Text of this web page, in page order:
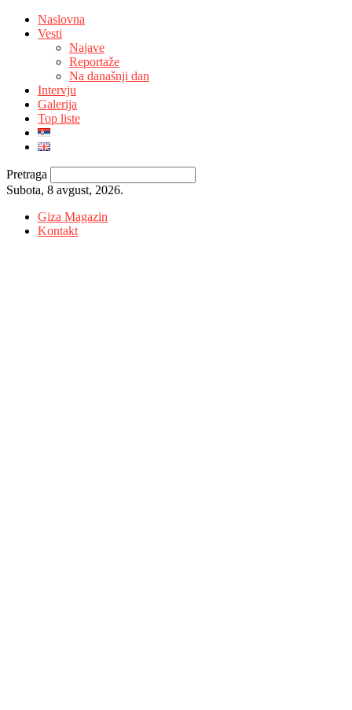
Naslovna
Vesti
Najave
Reportaže
Na današnji dan
Intervju
Galerija
Top liste
Pretraga
Subota, 8 avgust, 2026.
Giza Magazin
Kontakt